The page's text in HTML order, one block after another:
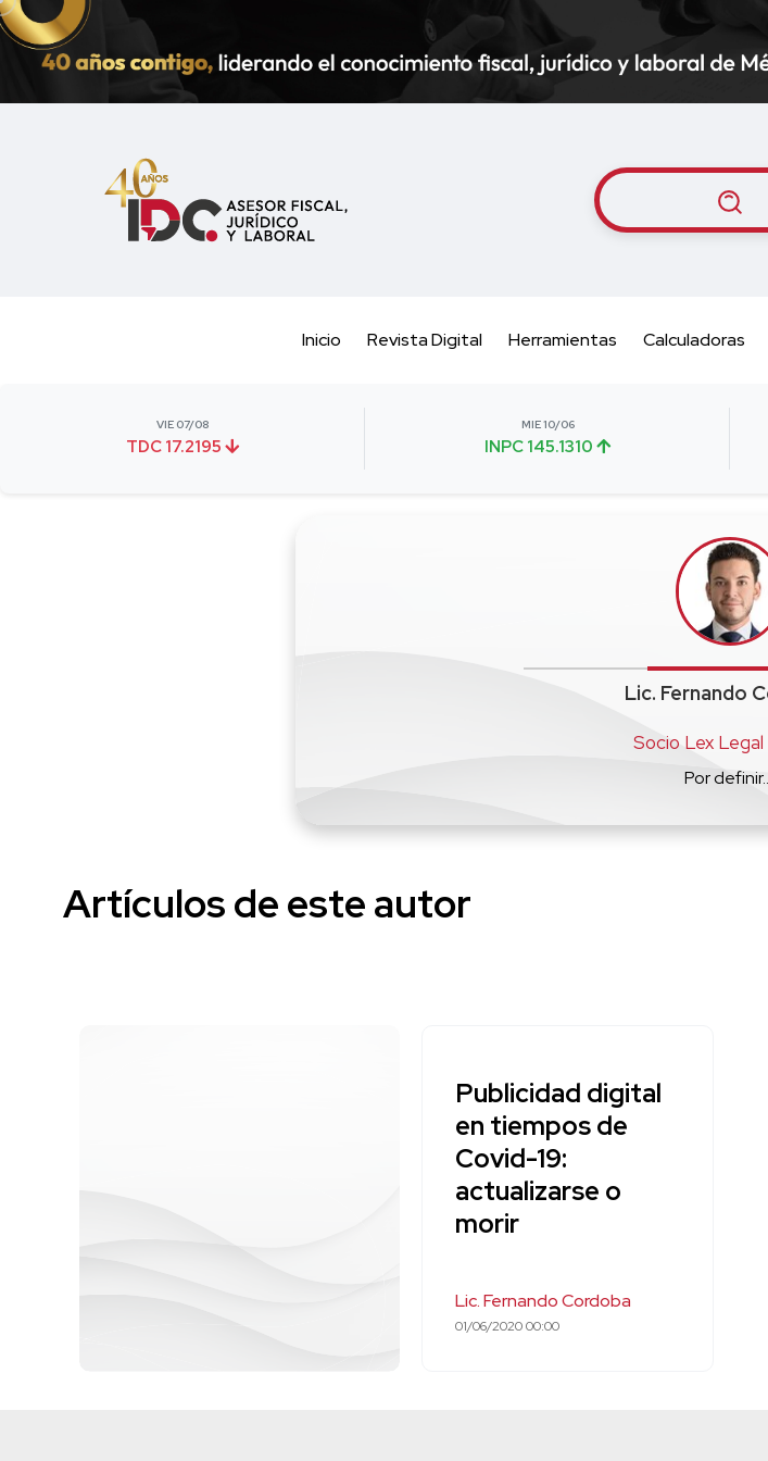
Inicio Revista Digital Herramientas Calculadoras
VIE 07/08
TDC 17.2195
MIE 10/06
INPC 145.1310
Lic. Fernando
Socio Lex
Por
Artículos de este autor
Publicidad digital
en tiempos de
Covid-19:
actualizarse o
morir
Lic. Fernando Cordoba
01/06/2020 00:00